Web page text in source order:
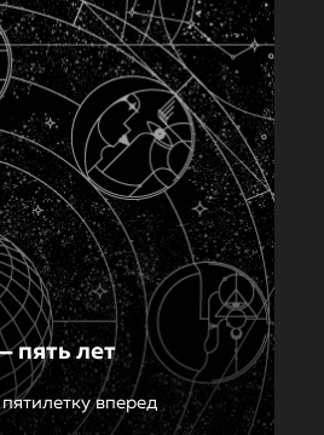
пять лет
вперед